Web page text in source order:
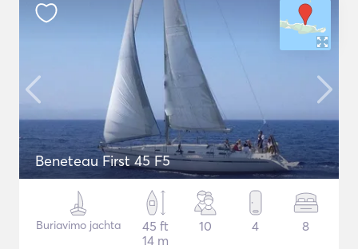
Beneteau First 45 F5
Buriavimo jachta
45 ft
14 m
10 4 8